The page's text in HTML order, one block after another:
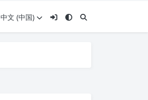
中文 (中国)